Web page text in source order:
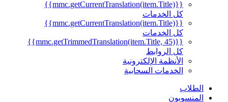
{{mmc.getCurrentTranslation(item.Title)}}
كل الخدمات
{{mmc.getCurrentTranslation(item.Title)}}
كل الخدمات
{{mmc.getTrimmedTranslation(item.Title, 45)}}
كل الروابط
الأنظمة الإلكترونية
الخدمات السحابية
الطلاب
المنسوبون